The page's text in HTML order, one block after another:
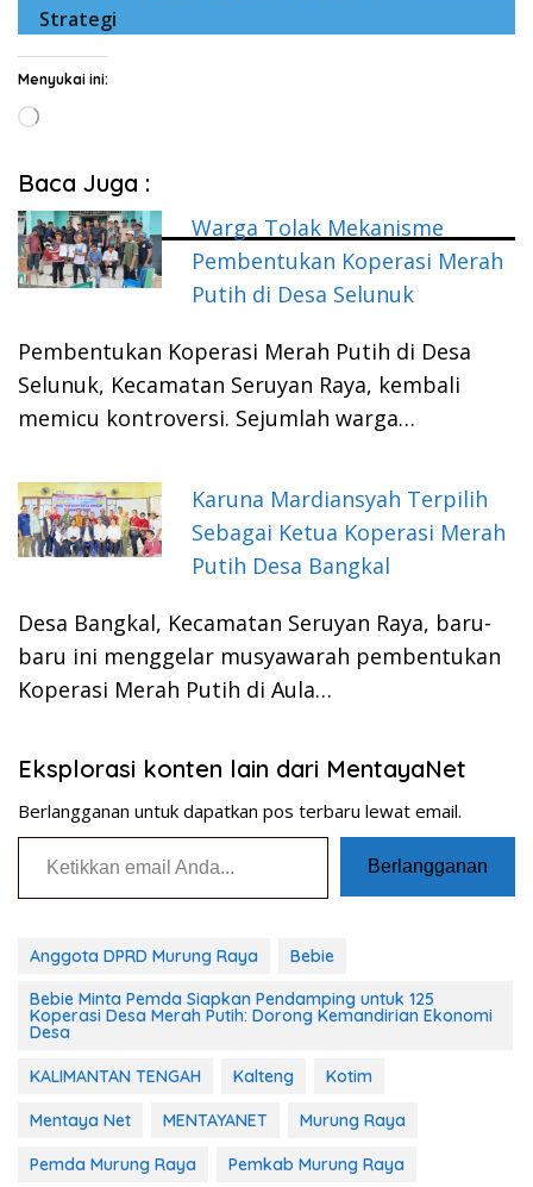
Strategi
Menyukai ini:
Memuat...
Baca Juga :
Warga Tolak Mekanisme
Pembentukan Koperasi Merah
Putih di Desa Selunuk
Pembentukan Koperasi Merah Putih di Desa
Selunuk, Kecamatan Seruyan Raya, kembali
memicu kontroversi. Sejumlah warga…
Karuna Mardiansyah Terpilih
Sebagai Ketua Koperasi Merah
Putih Desa Bangkal
Desa Bangkal, Kecamatan Seruyan Raya, baru-
baru ini menggelar musyawarah pembentukan
Koperasi Merah Putih di Aula…
Eksplorasi konten lain dari MentayaNet
Berlangganan untuk dapatkan pos terbaru lewat email.
Ketikkan email Anda...
Berlangganan
Anggota DPRD Murung Raya
Bebie
Bebie Minta Pemda Siapkan Pendamping untuk 125
Koperasi Desa Merah Putih: Dorong Kemandirian Ekonomi
Desa
KALIMANTAN TENGAH Kalteng Kotim
Mentaya Net MENTAYANET Murung Raya
Pemda Murung Raya Pemkab Murung Raya